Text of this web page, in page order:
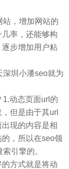
站，增加网站的
率，还能够构
步增加用户粘
深圳小潘seo就为
1.动态页面url的
但是由于其url
现的内容是相
，所以在seo领
引擎的。
方式就是将动